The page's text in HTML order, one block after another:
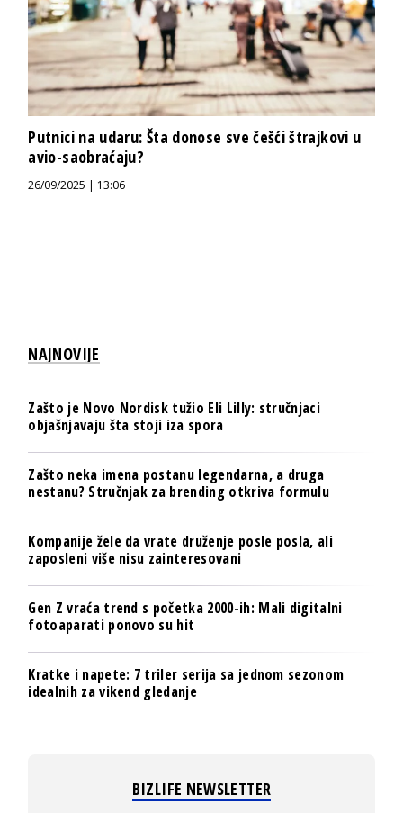
Putnici na udaru: Šta donose sve češći štrajkovi u
avio-saobraćaju?
26/09/2025 | 13:06
NAJNOVIJE
Zašto je Novo Nordisk tužio Eli Lilly: stručnjaci
objašnjavaju šta stoji iza spora
Zašto neka imena postanu legendarna, a druga
nestanu? Stručnjak za brending otkriva formulu
Kompanije žele da vrate druženje posle posla, ali
zaposleni više nisu zainteresovani
Gen Z vraća trend s početka 2000-ih: Mali digitalni
fotoaparati ponovo su hit
Kratke i napete: 7 triler serija sa jednom sezonom
idealnih za vikend gledanje
BIZLIFE NEWSLETTER